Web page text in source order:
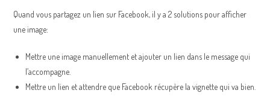
Quand vous partagez un lien sur Facebook, il y a 2 solutions pour afficher
une image:
Mettre une image manuellement et ajouter un lien dans le message qui
l’accompagne.
Mettre un lien et attendre que Facebook récupère la vignette qui va bien.